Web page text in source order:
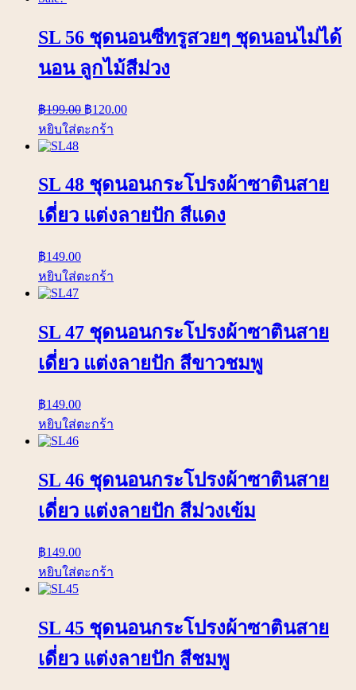
SL 56 ชุดนอนซีทรูสวยๆ ชุดนอนไม่ได้
นอน ลูกไม้สีม่วง
฿199.00 ฿120.00
หยิบใส่ตะกร้า
SL 48 ชุดนอนกระโปรงผ้าซาตินสาย
เดี่ยว แต่งลายปัก สีแดง
฿149.00
หยิบใส่ตะกร้า
SL 47 ชุดนอนกระโปรงผ้าซาตินสาย
เดี่ยว แต่งลายปัก สีขาวชมพู
฿149.00
หยิบใส่ตะกร้า
SL 46 ชุดนอนกระโปรงผ้าซาตินสาย
เดี่ยว แต่งลายปัก สีม่วงเข้ม
฿149.00
หยิบใส่ตะกร้า
SL 45 ชุดนอนกระโปรงผ้าซาตินสาย
เดี่ยว แต่งลายปัก สีชมพู